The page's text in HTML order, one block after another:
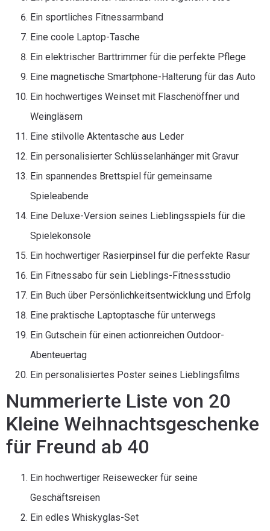
Ein sportliches Fitnessarmband
Eine coole Laptop-Tasche
Ein elektrischer Barttrimmer für die perfekte Pflege
Eine magnetische Smartphone-Halterung für das Auto
Ein hochwertiges Weinset mit Flaschenöffner und
Weingläsern
Eine stilvolle Aktentasche aus Leder
Ein personalisierter Schlüsselanhänger mit Gravur
Ein spannendes Brettspiel für gemeinsame
Spieleabende
Eine Deluxe-Version seines Lieblingsspiels für die
Spielekonsole
Ein hochwertiger Rasierpinsel für die perfekte Rasur
Ein Fitnessabo für sein Lieblings-Fitnessstudio
Ein Buch über Persönlichkeitsentwicklung und Erfolg
Eine praktische Laptoptasche für unterwegs
Ein Gutschein für einen actionreichen Outdoor-
Abenteuertag
Ein personalisiertes Poster seines Lieblingsfilms
Nummerierte Liste von 20
Kleine Weihnachtsgeschenke
für Freund ab 40
Ein hochwertiger Reisewecker für seine
Geschäftsreisen
Ein edles Whiskyglas-Set